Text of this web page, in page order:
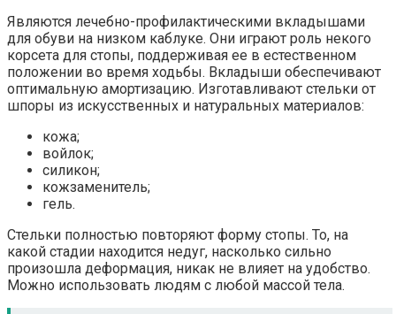
Являются лечебно-профилактическими вкладышами
для обуви на низком каблуке. Они играют роль некого
корсета для стопы, поддерживая ее в естественном
положении во время ходьбы. Вкладыши обеспечивают
оптимальную амортизацию. Изготавливают стельки от
шпоры из искусственных и натуральных материалов:
кожа;
войлок;
силикон;
кожзаменитель;
гель.
Стельки полностью повторяют форму стопы. То, на
какой стадии находится недуг, насколько сильно
произошла деформация, никак не влияет на удобство.
Можно использовать людям с любой массой тела.